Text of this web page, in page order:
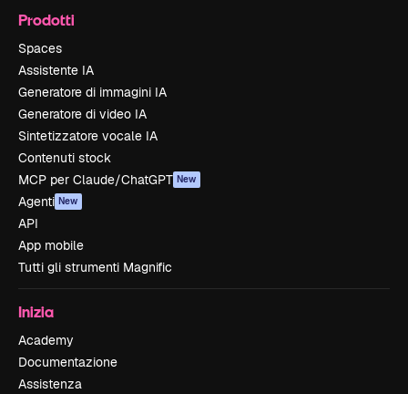
Prodotti
Spaces
Assistente IA
Generatore di immagini IA
Generatore di video IA
Sintetizzatore vocale IA
Contenuti stock
MCP per Claude/ChatGPT New
Agenti New
API
App mobile
Tutti gli strumenti Magnific
Inizia
Academy
Documentazione
Assistenza